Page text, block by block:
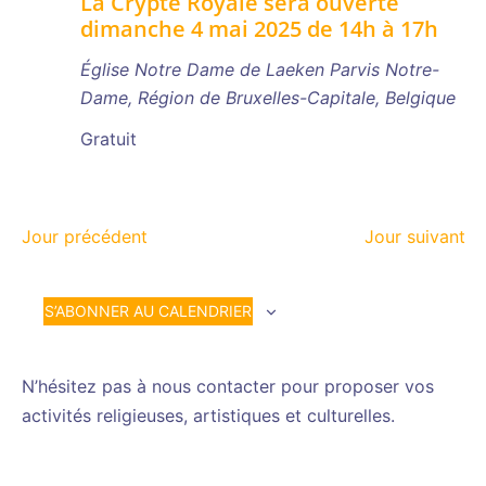
dimanche 4 mai 2025 de 14h à 17h
Église Notre Dame de Laeken Parvis Notre-
Dame, Région de Bruxelles-Capitale, Belgique
Gratuit
Jour précédent Jour suivant
S’ABONNER AU CALENDRIER
N’hésitez pas à nous contacter pour proposer vos
activités religieuses, artistiques et culturelles.